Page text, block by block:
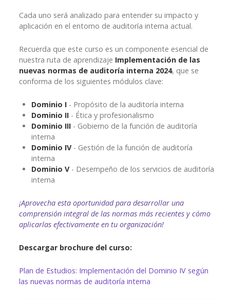
Cada uno será analizado para entender su impacto y
aplicación en el entorno de auditoría interna actual.
Recuerda que este curso es un componente esencial de
nuestra ruta de aprendizaje Implementación de las
nuevas normas de auditoría interna 2024, que se
conforma de los siguientes módulos clave:
Dominio I - Propósito de la auditoría interna
Dominio II - Ética y profesionalismo
Dominio III - Gobierno de la función de auditoría
interna
Dominio IV- Gestión de la función de auditoría
interna
Dominio V- Desempeño de los servicios de auditoría
interna
¡Aprovecha esta oportunidad para desarrollar una
comprensión integral de las normas más recientes y cómo
aplicarlas efectivamente en tu organización!
Descargar brochure del curso:
Plan de Estudios: Implementación del Dominio IV según
las nuevas normas de auditoría interna